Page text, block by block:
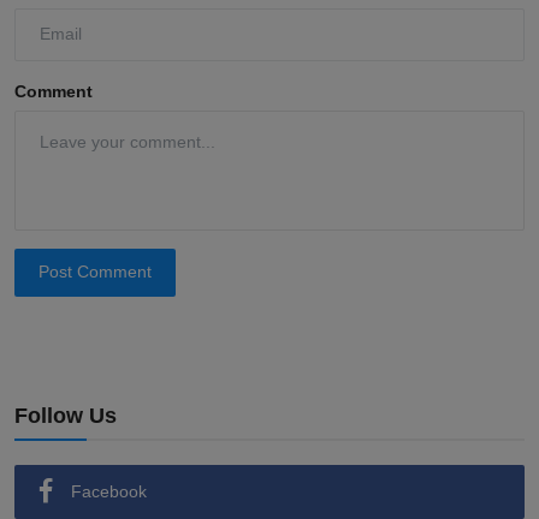
Comment
Post Comment
Follow Us
Facebook